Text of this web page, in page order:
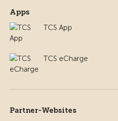
Apps
TCS App
TCS eCharge
Partner-Websites